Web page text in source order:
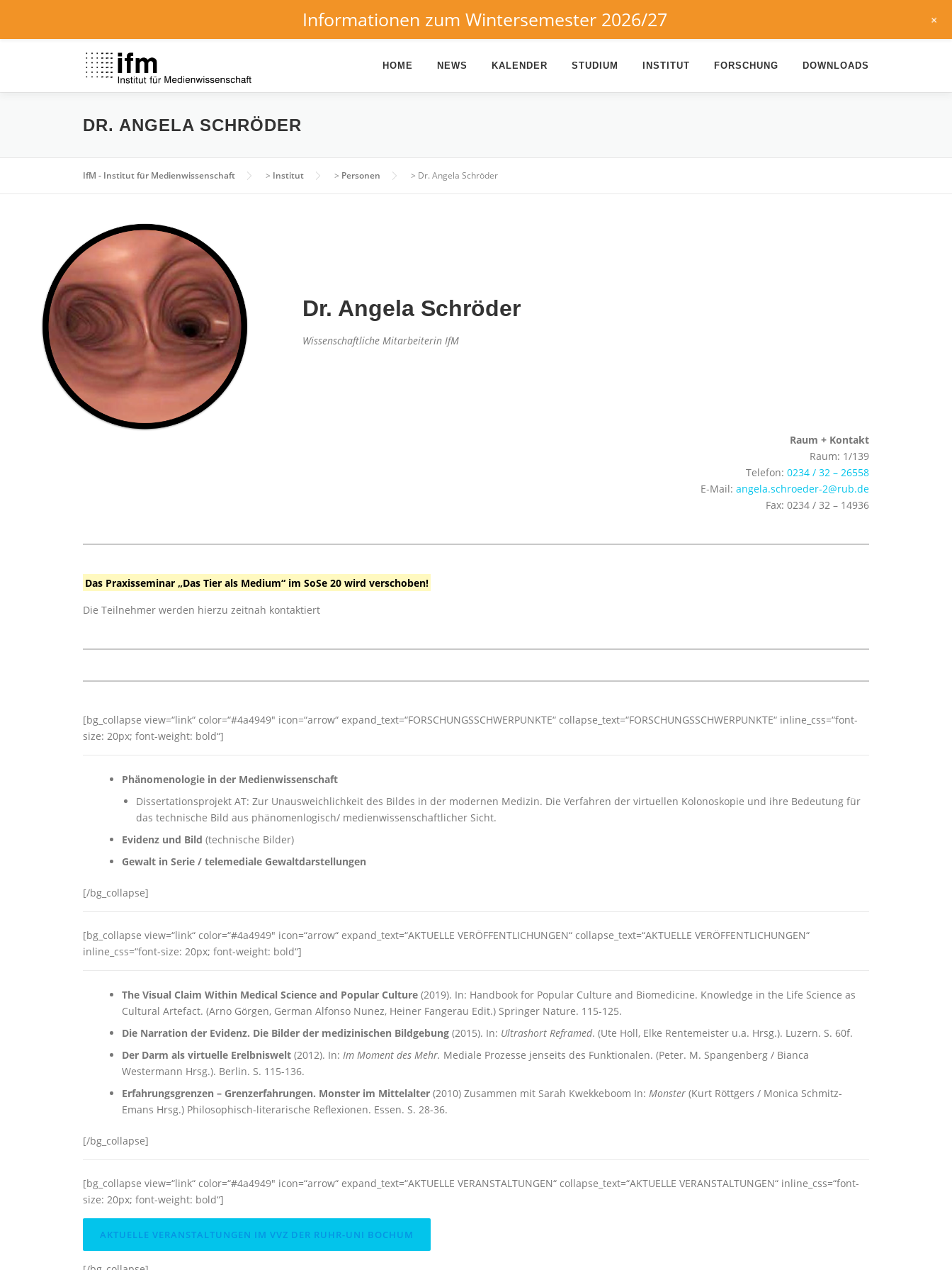
HOME NEWS KALENDER STUDIUM INSTITUT FORSCHUNG DOWNLOADS
DR. ANGELA SCHRÖDER
IfM - Institut für Medienwissenschaft > Institut > Personen > Dr. Angela Schröder
Dr. Angela Schröder
Wissenschaftliche Mitarbeiterin IfM
Raum + Kontakt
Raum: 1/139
Telefon: 0234 / 32 – 26558
E-Mail: angela.schroeder-2@rub.de
Fax: 0234 / 32 – 14936
Das Praxisseminar „Das Tier als Medium“ im SoSe 20 wird verschoben!
Die Teilnehmer werden hierzu zeitnah kontaktiert
[bg_collapse view=“link“ color=“#4a4949″ icon=“arrow“ expand_text=“FORSCHUNGSSCHWERPUNKTE“ collapse_text=“FORSCHUNGSSCHWERPUNKTE“ inline_css=“font-
size: 20px; font-weight: bold“]
Phänomenologie in der Medienwissenschaft
Dissertationsprojekt AT: Zur Unausweichlichkeit des Bildes in der modernen Medizin. Die Verfahren der virtuellen Kolonoskopie und ihre Bedeutung für
das technische Bild aus phänomenlogisch/ medienwissenschaftlicher Sicht.
Evidenz und Bild (technische Bilder)
Gewalt in Serie / telemediale Gewaltdarstellungen
[/bg_collapse]
[bg_collapse view=“link“ color=“#4a4949″ icon=“arrow“ expand_text=“AKTUELLE VERÖFFENTLICHUNGEN“ collapse_text=“AKTUELLE VERÖFFENTLICHUNGEN“
inline_css=“font-size: 20px; font-weight: bold“]
The Visual Claim Within Medical Science and Popular Culture (2019). In: Handbook for Popular Culture and Biomedicine. Knowledge in the Life Science as
Cultural Artefact. (Arno Görgen, German Alfonso Nunez, Heiner Fangerau Edit.) Springer Nature. 115-125.
Die Narration der Evidenz. Die Bilder der medizinischen Bildgebung (2015). In: Ultrashort Reframed. (Ute Holl, Elke Rentemeister u.a. Hrsg.). Luzern. S. 60f.
Der Darm als virtuelle Erelbniswelt (2012). In: Im Moment des Mehr. Mediale Prozesse jenseits des Funktionalen. (Peter. M. Spangenberg / Bianca
Westermann Hrsg.). Berlin. S. 115-136.
Erfahrungsgrenzen – Grenzerfahrungen. Monster im Mittelalter (2010) Zusammen mit Sarah Kwekkeboom In: Monster (Kurt Röttgers / Monica Schmitz-
Emans Hrsg.) Philosophisch-literarische Reflexionen. Essen. S. 28-36.
[/bg_collapse]
[bg_collapse view=“link“ color=“#4a4949″ icon=“arrow“ expand_text=“AKTUELLE VERANSTALTUNGEN“ collapse_text=“AKTUELLE VERANSTALTUNGEN“ inline_css=“font-
size: 20px; font-weight: bold“]
AKTUELLE VERANSTALTUNGEN IM VVZ DER RUHR-UNI BOCHUM
Informationen zum Wintersemester 2026/27 +